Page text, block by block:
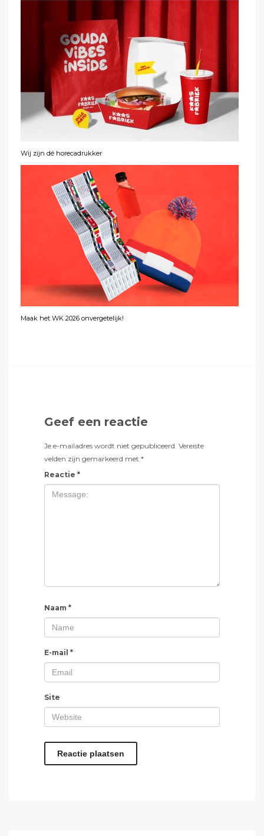
Wij zijn dé horecadrukker
Maak het WK 2026 onvergetelijk!
Geef een reactie
Je e-mailadres wordt niet gepubliceerd. Vereiste
velden zijn gemarkeerd met *
Reactie *
Naam *
E-mail *
Site